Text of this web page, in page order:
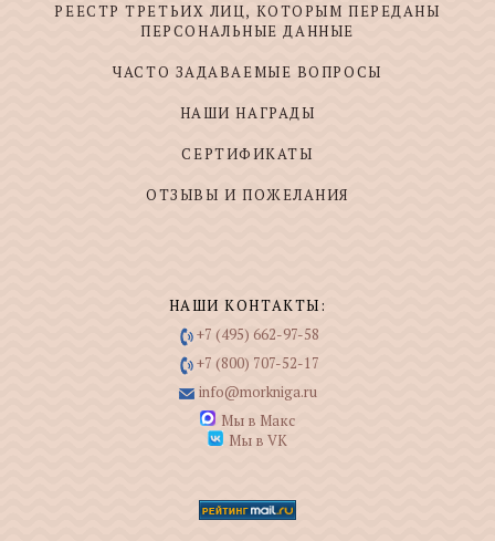
РЕЕСТР ТРЕТЬИХ ЛИЦ, КОТОРЫМ ПЕРЕДАНЫ
ПЕРСОНАЛЬНЫЕ ДАННЫЕ
ЧАСТО ЗАДАВАЕМЫЕ ВОПРОСЫ
НАШИ НАГРАДЫ
СЕРТИФИКАТЫ
ОТЗЫВЫ И ПОЖЕЛАНИЯ
НАШИ КОНТАКТЫ:
+7 (495) 662-97-58
+7 (800) 707-52-17
info@morkniga.ru
Мы в Макс
Мы в VK